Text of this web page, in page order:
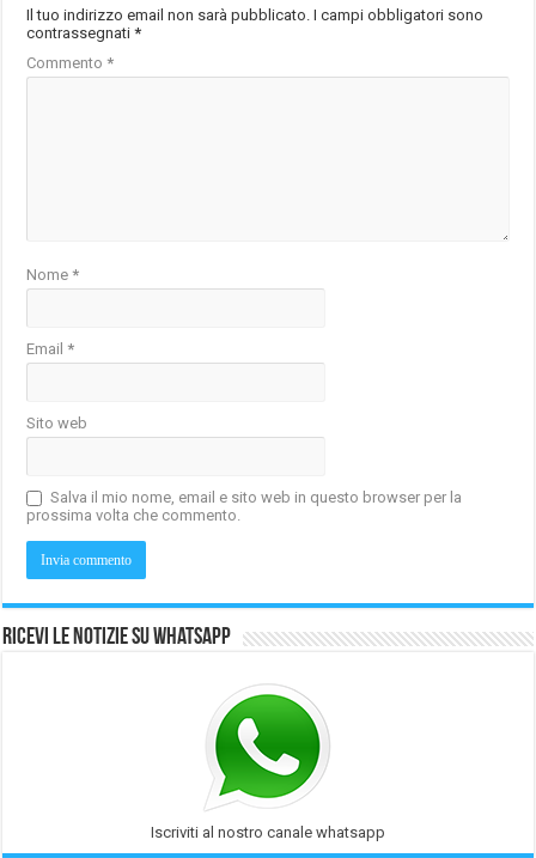
Il tuo indirizzo email non sarà pubblicato. I campi obbligatori sono
contrassegnati*
Commento*
Nome*
Email*
Sito web
Salva il mio nome, email e sito web in questo browser per la
prossima volta che commento.
Ricevi le notizie su Whatsapp
Iscriviti al nostro canale whatsapp